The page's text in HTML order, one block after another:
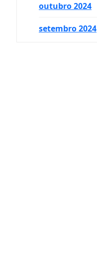
outubro 2024
setembro 2024